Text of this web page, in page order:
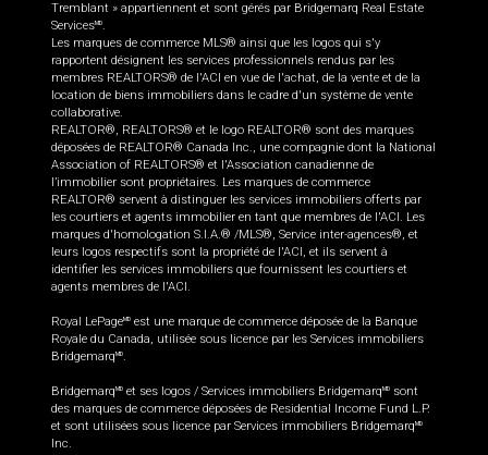
Tremblant » appartiennent et sont gérés par Bridgemarq Real Estate
ServicesMD.
Les marques de commerce MLS® ainsi que les logos qui s'y
rapportent désignent les services professionnels rendus par les
membres REALTORS® de l'ACI en vue de l'achat, de la vente et de la
location de biens immobiliers dans le cadre d'un système de vente
collaborative.
REALTOR®, REALTORS® et le logo REALTOR® sont des marques
déposées de REALTOR® Canada Inc., une compagnie dont la National
Association of REALTORS® et l'Association canadienne de
l’immobilier sont propriétaires. Les marques de commerce
REALTOR® servent à distinguer les services immobiliers offerts par
les courtiers et agents immobilier en tant que membres de l'ACI. Les
marques d'homologation S.I.A.® /MLS®, Service inter-agences®, et
leurs logos respectifs sont la propriété de l'ACI, et ils servent à
identifier les services immobiliers que fournissent les courtiers et
agents membres de l'ACI.
Royal LePageMD est une marque de commerce déposée de la Banque
Royale du Canada, utilisée sous licence par les Services immobiliers
BridgemarqMD.
BridgemarqMD et ses logos / Services immobiliers BridgemarqMD
sont
des marques de commerce déposées de Residential Income Fund L.P.
et sont utilisées sous licence par Services immobiliers BridgemarqMD
Inc.